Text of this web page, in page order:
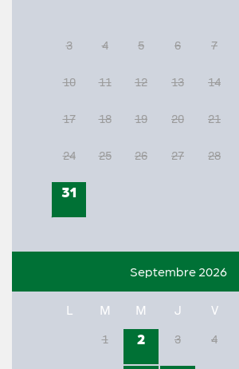
3 4 5 6 7
10 11 12 13 14
17 18 19 20 21
24 25 26 27 28
31
Septembre 2026
L M M J V
1 2 3 4